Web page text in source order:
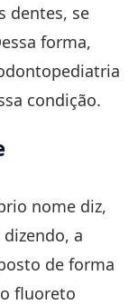
dentes, se
forma,
condição.
nome diz,
a
de forma
fluoreto